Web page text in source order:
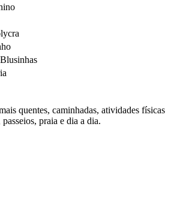
quentes, caminhadas, atividades físicas
passeios, praia e dia a dia.